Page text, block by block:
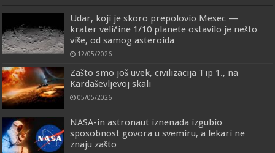
Udar, koji je skoro prepolovio Mesec —
krater veličine 1/10 planete ostavilo je nešto
više, od samog asteroida
12/05/2026
Zašto smo još uvek, civilizacija Tip 1., na
Kardaševljevoj skali
05/05/2026
NASA-in astronaut iznenada izgubio
sposobnost govora u svemiru, a lekari ne
znaju zašto